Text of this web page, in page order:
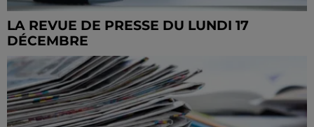
LA REVUE DE PRESSE DU LUNDI 17
DÉCEMBRE